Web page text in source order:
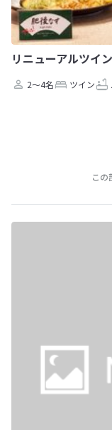
リニューアルツイ
2～4名 ツイン
この